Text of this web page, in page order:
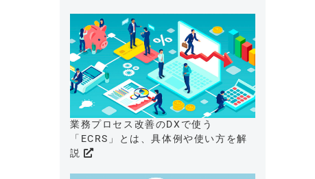
業務プロセス改善のDXで使う
「ECRS」とは、具体例や使い方を解
説